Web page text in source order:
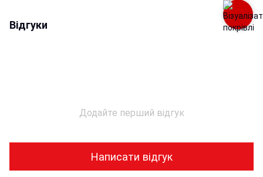
Відгуки
Додайте перший відгук
Написати відгук